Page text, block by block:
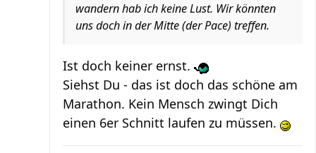
wandern hab ich keine Lust. Wir könnten
uns doch in der Mitte (der Pace) treffen.
Ist doch keiner ernst.
Siehst Du - das ist doch das schöne am
Marathon. Kein Mensch zwingt Dich
einen 6er Schnitt laufen zu müssen.